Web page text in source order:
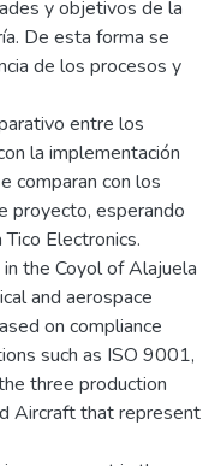
y objetivos de la
De esta forma se
de los procesos y
entre los
la implementación
comparan con los
proyecto, esperando
Electronics.
the Coyol of Alajuela
and aerospace
on compliance
such as ISO 9001,
three production
Aircraft that represent